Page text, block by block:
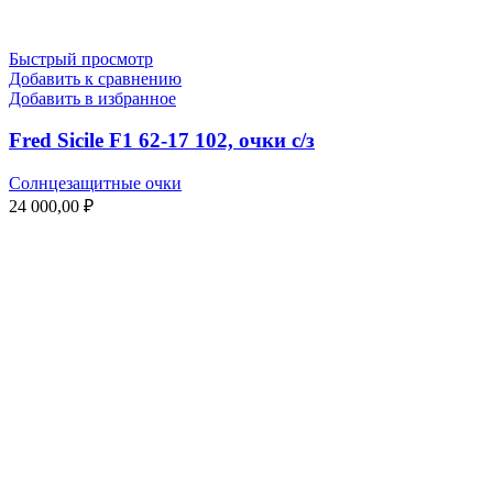
Быстрый просмотр
Добавить к сравнению
Добавить в избранное
Fred Sicile F1 62-17 102, очки с/з
Солнцезащитные очки
24 000,00 ₽